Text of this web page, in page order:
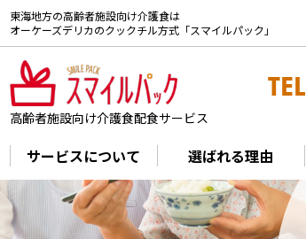
東海地方の高齢者施設向け介護食は
オーケーズデリカのクックチル方式「スマイルパック」
高齢者施設向け介護食配食サービス
TEL
サービスについて 選ばれる理由